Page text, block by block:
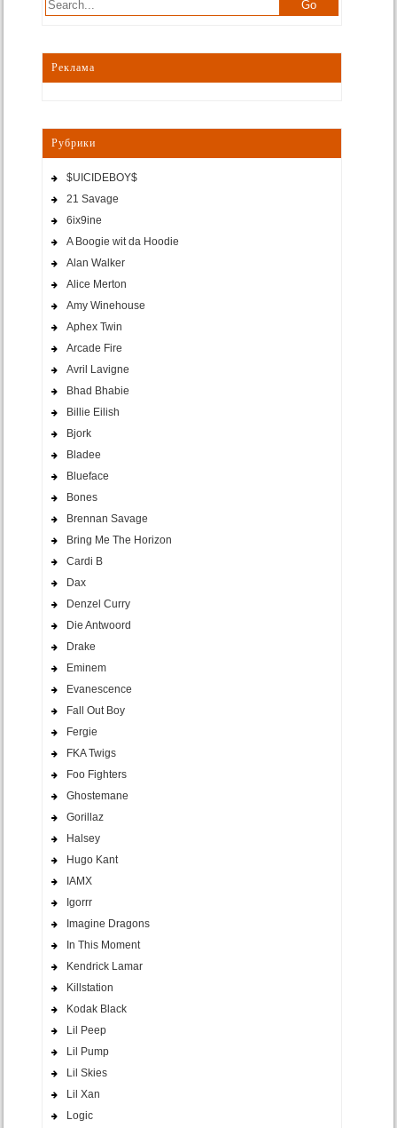
Реклама
Рубрики
$UICIDEBOY$
21 Savage
6ix9ine
A Boogie wit da Hoodie
Alan Walker
Alice Merton
Amy Winehouse
Aphex Twin
Arcade Fire
Avril Lavigne
Bhad Bhabie
Billie Eilish
Bjork
Bladee
Blueface
Bones
Brennan Savage
Bring Me The Horizon
Cardi B
Dax
Denzel Curry
Die Antwoord
Drake
Eminem
Evanescence
Fall Out Boy
Fergie
FKA Twigs
Foo Fighters
Ghostemane
Gorillaz
Halsey
Hugo Kant
IAMX
Igorrr
Imagine Dragons
In This Moment
Kendrick Lamar
Killstation
Kodak Black
Lil Peep
Lil Pump
Lil Skies
Lil Xan
Logic